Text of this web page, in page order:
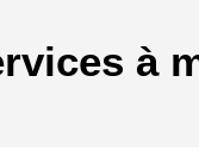
à